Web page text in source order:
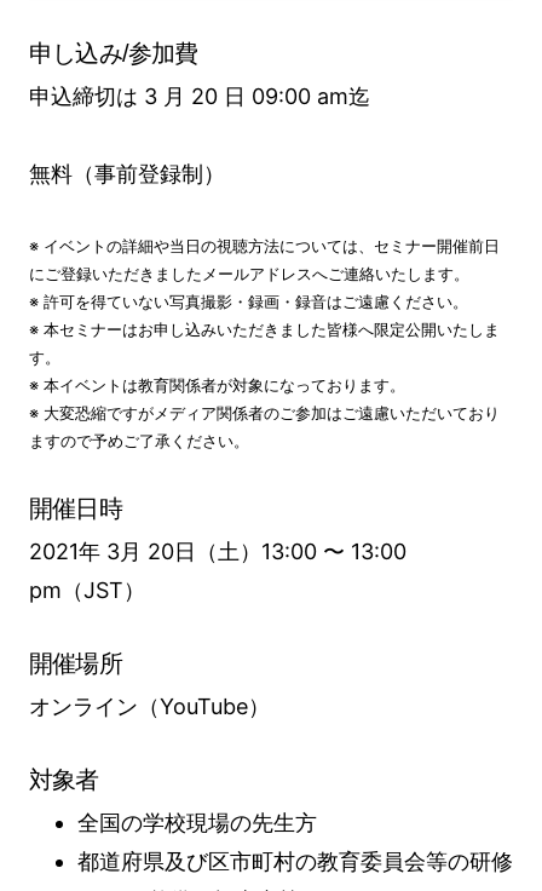
申し込み/参加費
申込締切は 3 月 20 日 09:00 am迄
無料（事前登録制）
※ イベントの詳細や当日の視聴方法については、セミナー開催前日
にご登録いただきましたメールアドレスへご連絡いたします。
※ 許可を得ていない写真撮影・録画・録音はご遠慮ください。
※ 本セミナーはお申し込みいただきました皆様へ限定公開いたしま
す。
※ 本イベントは教育関係者が対象になっております。
※ 大変恐縮ですがメディア関係者のご参加はご遠慮いただいており
ますので予めご了承ください。
開催日時
2021年 3月 20日（土）13:00 〜 13:00
pm（JST）
開催場所
オンライン（YouTube）
対象者
全国の学校現場の先生方
都道府県及び区市町村の教育委員会等の研修